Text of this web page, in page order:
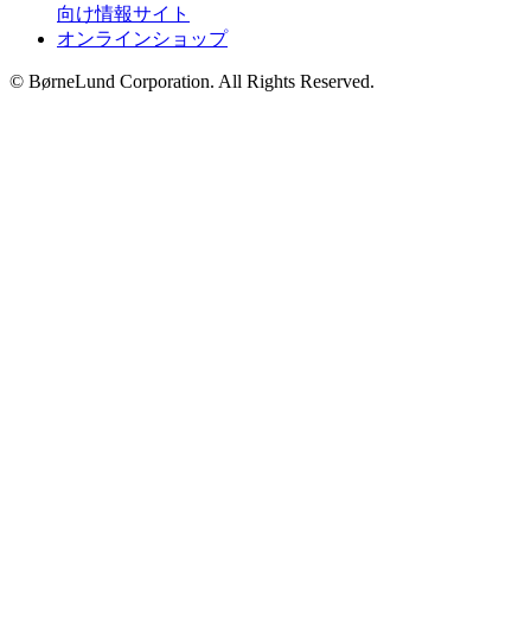
向け情報サイト
オンラインショップ
© BørneLund Corporation. All Rights Reserved.